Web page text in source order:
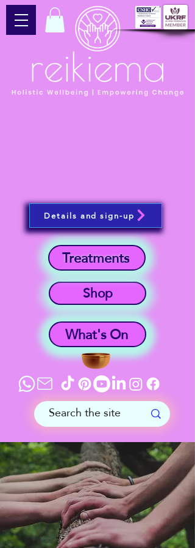
What's On
Shop
Treatments
Details and sign-up